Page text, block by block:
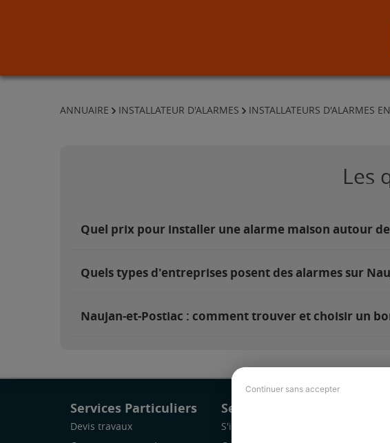
Continuer sans accepter
ANNUAIRE INSTALLATEUR D'ALARMES INSTALLATEURS D'ALARMES
Les
Quel prix pour installer une alarme maison autour
Quels types d'entreprises posent des alarmes sur
Naujan-et-Postiac : comment trouver et choisir un
Services Particuliers
Devis travaux
Services Pro
S'inscrire